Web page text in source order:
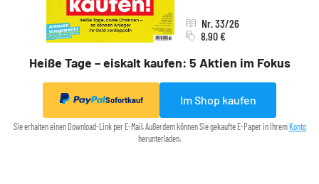
Heiße Tage – eiskalt kaufen: 5 Aktien im Fokus
Nr. 33/26
8,90 €
Sofortkauf Im Shop kaufen
Sie erhalten einen Download-Link per E-Mail. Außerdem können Sie gekaufte E-Paper in IhremKonto
herunterladen.